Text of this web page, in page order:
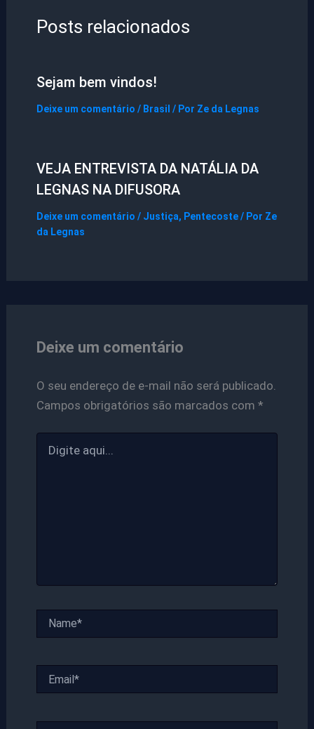
Posts relacionados
Sejam bem vindos!
Deixe um comentário / Brasil / Por Ze da Legnas
VEJA ENTREVISTA DA NATÁLIA DA
LEGNAS NA DIFUSORA
Deixe um comentário / Justiça, Pentecoste/ Por Ze
da Legnas
Deixe um comentário
O seu endereço de e-mail não será publicado.
Campos obrigatórios são marcados com *
aqui...